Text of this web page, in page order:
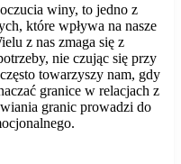
winy, to jedno z
które wpływa na nasze
z nas zmaga się z
nie czując się przy
towarzyszy nam, gdy
granice w relacjach z
granic prowadzi do